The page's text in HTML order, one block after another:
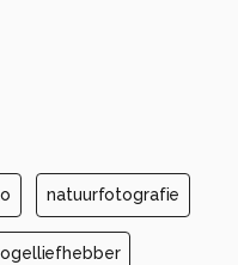
natuurfotografie